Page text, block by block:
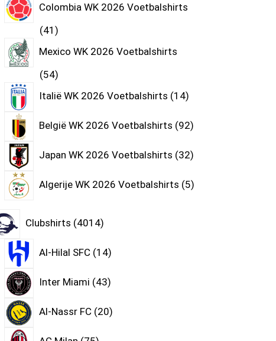
Colombia WK 2026 Voetbalshirts
41
Mexico WK 2026 Voetbalshirts
54
Italië WK 2026 Voetbalshirts 14
België WK 2026 Voetbalshirts 92
Japan WK 2026 Voetbalshirts 32
Algerije WK 2026 Voetbalshirts 5
Clubshirts 4014
Al-Hilal SFC 14
Inter Miami 43
Al-Nassr FC 20